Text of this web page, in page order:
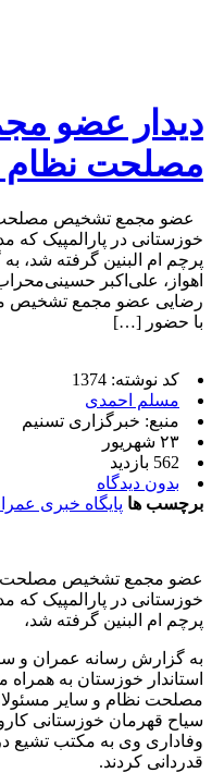
دیدار عضو
مصلحت نظام
عضو مجمع تشخیص مصلحت
خوزستانی در پارالمپیک که
پرچم ام البنین گرفته شد،
اهواز، علی‌اکبر
رضایی عضو مجمع تشخیص
با حضور […]
کد نوشته: 1374
مسلم احمدی
منبع: خبرگزاری تسنیم
۲۳ شهریور
562 بازدید
بدون دیدگاه
برچسب ها پایگاه خبری
عضو مجمع تشخیص مصلحت
خوزستانی در پارالمپیک که
پرچم ام البنین گرفته شد،
به گزارش رسانه عمران و
استاندار خوزستان به
مصلحت نظام و سایر
سیاح قهرمان خوزستانی
وفاداری وی به مکتب تشیع
قدردانی کردند.